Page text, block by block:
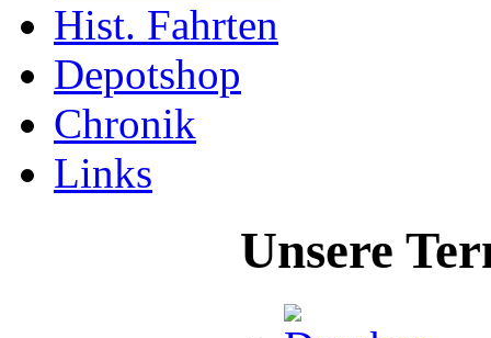
Hist. Fahrten
Depotshop
Chronik
Links
Unsere